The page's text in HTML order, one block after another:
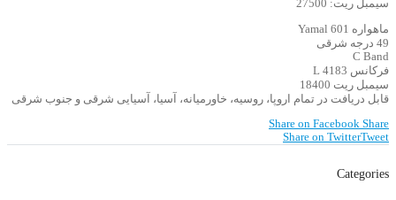
سیمبل ریت: 27500
ماهواره Yamal 601
49 درجه شرقی
C Band
فرکانس 4183 L
سیمبل ریت 18400
قابل دریافت در تمام اروپا، روسیه، خاورمیانه، آسیا، آسیایی شرقی و جنوب شرقی
Share on Facebook Share
Share on TwitterTweet
Categories